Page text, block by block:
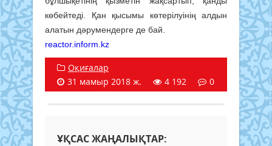
көбейтеді. Қан қысымы көтерілуінің алдын
алатын дәрумендерге де бай.
reactor.inform.kz
Оқиғалар
31 мамыр 2018 ж.
4 192 0
ҰҚСАС ЖАҢАЛЫҚТАР: